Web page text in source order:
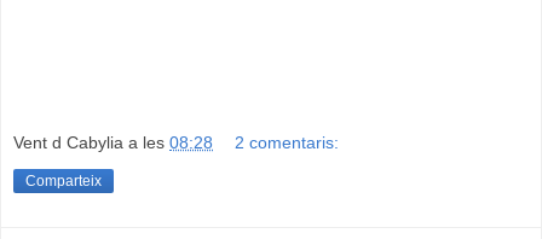
Vent d Cabylia a les 08:28 2 comentaris:
Comparteix